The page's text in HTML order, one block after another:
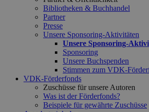
Bibliotheken & Buchhandel
Partner
Presse
Unsere Sponsoring-Aktivitäten
Unsere Sponsoring-
Sponsoring
Unsere Buchspenden
Stimmen zum VDK-
VDK-Förderfonds
Zuschüsse für unsere Autoren
Was ist der Förderfonds?
Beispiele für gewährte Zuschüsse